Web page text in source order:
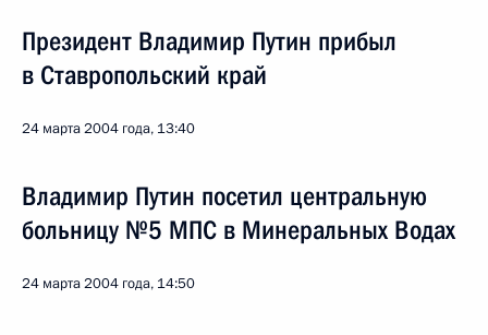
Президент Владимир Путин прибыл
в Ставропольский край
24 марта 2004 года, 13:40
Владимир Путин посетил центральную
больницу №5 МПС в Минеральных Водах
24 марта 2004 года, 14:50